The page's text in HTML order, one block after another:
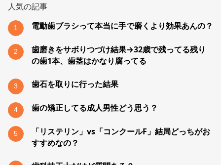
人気の記事
1 電動歯ブラシって本当に手で磨くより効果あんの？
2
歯磨きをサボりつづけ結果→32歳で残ってる残り
の歯1本、歯茎はかなり腐ってる
3 歯石を取りに行った結果
4 歯の矯正してる成人男性どう思う？
5
「リステリン」vs「コンクールF」結局どっちがお
すすめなの？